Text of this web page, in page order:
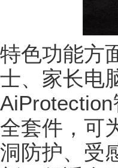
特色功能方
士、家长电
全套件，可
洞防护、受